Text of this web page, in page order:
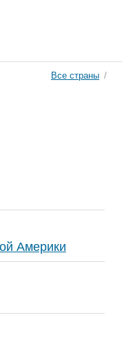
Все страны /
Америки